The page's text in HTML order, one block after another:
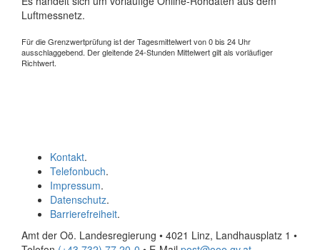
Luftmessnetz.
Für die Grenzwertprüfung ist der Tagesmittelwert von 0 bis 24 Uhr
ausschlaggebend. Der gleitende 24-Stunden Mittelwert gilt als vorläufiger
Richtwert.
Kontakt.
Telefonbuch.
Impressum.
Datenschutz.
Barrierefreiheit.
Amt der Oö. Landesregierung • 4021 Linz, Landhausplatz 1 •